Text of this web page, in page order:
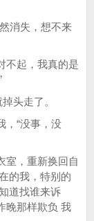
消失，想不来
起，我真的是
头走了。
，“没事，没
室，重新换回自
的我，特别的
道找谁来诉
晚那样欺负 我